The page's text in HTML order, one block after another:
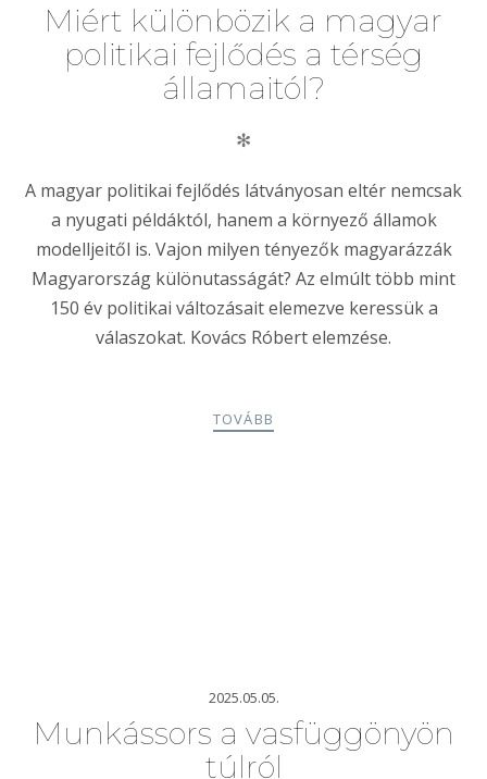
Miért különbözik a magyar
politikai fejlődés a térség
államaitól?
✻
A magyar politikai fejlődés látványosan eltér nemcsak
a nyugati példáktól, hanem a környező államok
modelljeitől is. Vajon milyen tényezők magyarázzák
Magyarország különutasságát? Az elmúlt több mint
150 év politikai változásait elemezve keressük a
válaszokat. Kovács Róbert elemzése.
TOVÁBB
2025.05.05.
Munkássors a vasfüggönyön
túlról